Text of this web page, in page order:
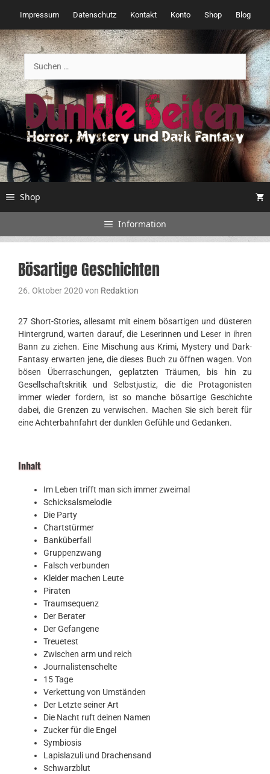
Inhalt
springen
Impressum Datenschutz Kontakt Konto Shop Blog
Suchen
nach:
Shop
Information
Bösartige Geschichten
26. Oktober 2020 von Redaktion
27 Short-Stories, allesamt mit einem bösartigen und düsteren
Hintergrund, warten darauf, die Leserinnen und Leser in ihren
Bann zu ziehen. Eine Mischung aus Krimi, Mystery und Dark-
Fantasy erwarten jene, die dieses Buch zu öffnen wagen. Von
bösen Überraschungen, geplatzten Träumen, bis hin zu
Gesellschaftskritik und Selbstjustiz, die die Protagonisten
immer wieder fordern, ist so manche bösartige Geschichte
dabei, die Grenzen zu verwischen. Machen Sie sich bereit für
eine Achterbahnfahrt der dunklen Gefühle und Gedanken.
Inhalt
Im Leben trifft man sich immer zweimal
Schicksalsmelodie
Die Party
Chartstürmer
Banküberfall
Gruppenzwang
Falsch verbunden
Kleider machen Leute
Piraten
Traumsequenz
Der Berater
Der Gefangene
Treuetest
Zwischen arm und reich
Journalistenschelte
15 Tage
Verkettung von Umständen
Der Letzte seiner Art
Die Nacht ruft deinen Namen
Zucker für die Engel
Symbiosis
Lapislazuli und Drachensand
Schwarzblut